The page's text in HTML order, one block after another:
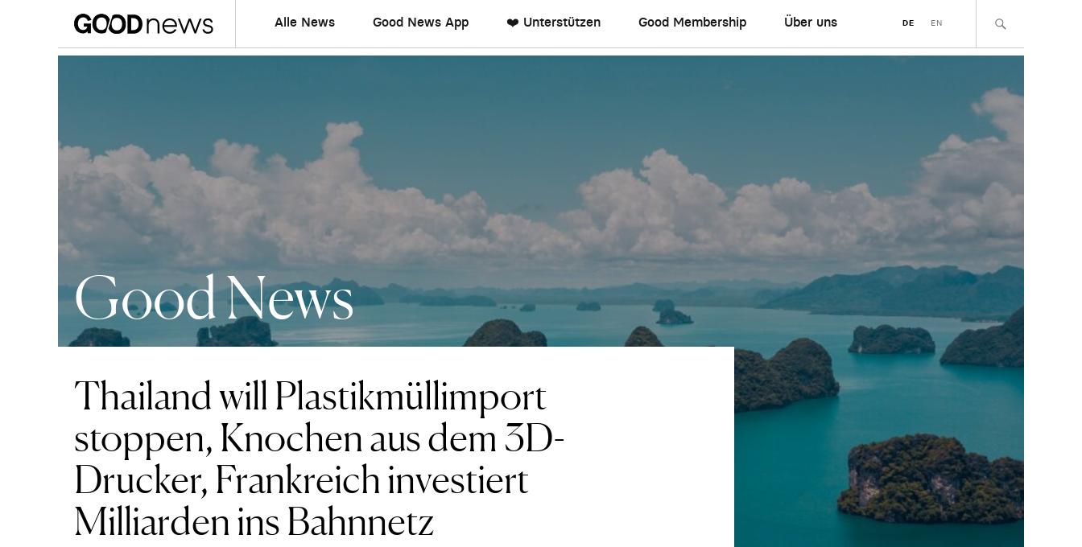
Alle News Good News App ❤️ Unterstützen Good Membership Über uns DE EN
Good News
Thailand will Plastikmüllimport
stoppen, Knochen aus dem 3D-
Drucker, Frankreich investiert
Milliarden ins Bahnnetz